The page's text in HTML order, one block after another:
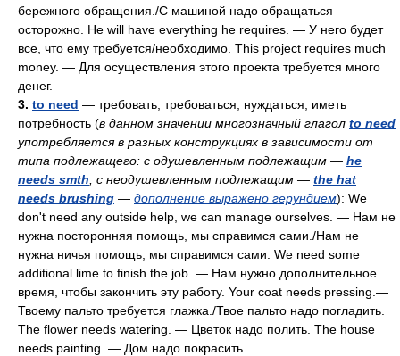
бережного обращения./С машиной надо обращаться
осторожно. Не will have everything he requires. — У него будет
все, что ему требуется/необходимо. This project requires much
money. — Для осуществления этого проекта требуется много
денег.
3. to need — требовать, требоваться, нуждаться, иметь
потребность (в данном значении многозначный глагол to need
употребляется в разных конструкциях в зависимости от
типа подлежащего: с одушевленным подлежащим — he
needs smth , с неодушевленным подлежащим — the hat
needs brushing — дополнение выражено герундием): We
don't need any outside help, we can manage ourselves. — Нам не
нужна посторонняя помощь, мы справимся сами./Нам не
нужна ничья помощь, мы справимся сами. We need some
additional lime to finish the job. — Нам нужно дополнительное
время, чтобы закончить эту работу. Your coat needs pressing.—
Твоему пальто требуется глажка./Твое пальто надо погладить.
The flower needs watering. — Цветок надо полить. The house
needs painting. — Дом надо покрасить.